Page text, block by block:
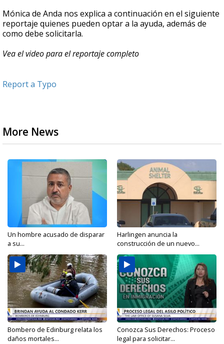
seconds
Mónica de Anda nos explica a continuación en el siguiente
reportaje quienes pueden optar a la ayuda, además de
como debe solicitarla.
Vea el video para el reportaje completo
Report a Typo
More News
Un hombre acusado de disparar
a su...
Harlingen anuncia la
construcción de un nuevo...
Bombero de Edinburg relata los
daños mortales...
Conozca Sus Derechos: Proceso
legal para solicitar...